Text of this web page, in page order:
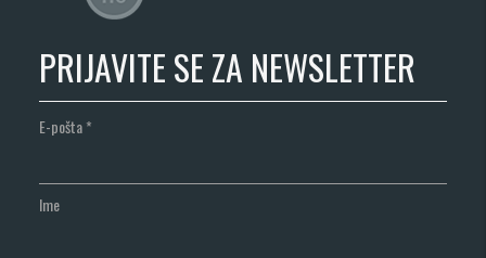
PRIJAVITE SE ZA NEWSLETTER
E-pošta*
Ime